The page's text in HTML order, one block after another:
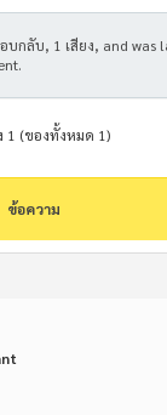
บกลับ, 1 เสียง, and was
.
1 (ของทั้งหมด 1)
ข้อความ